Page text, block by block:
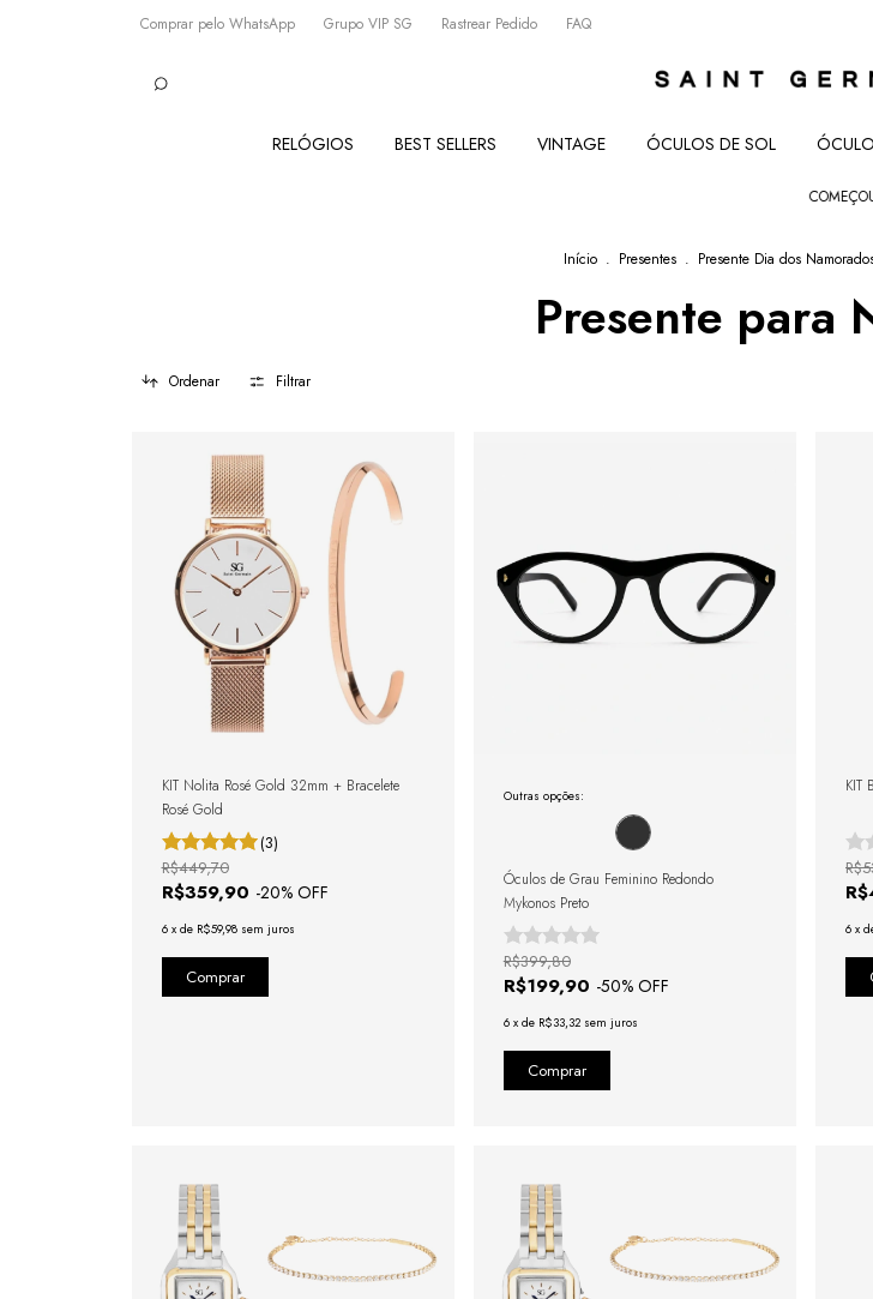
Comprar pelo WhatsApp Grupo VIP SG Rastrear Pedido FAQ
RELÓGIOS BEST SELLERS VINTAGE ÓCULOS DE SOL
COMEÇOU
Início . Presentes . Presente Dia dos
Presente para
Ordenar Filtrar
KIT Nolita Rosé Gold 32mm + Bracelete
Rosé Gold
(3)
R$359,90 -20% OFF
R$449,70
6 x de R$59,98 sem juros
Outras opções:
Óculos de Grau Feminino Redondo
Mykonos Preto
R$199,90 -50% OFF
R$399,80
6 x de R$33,32 sem juros
KIT
6 x